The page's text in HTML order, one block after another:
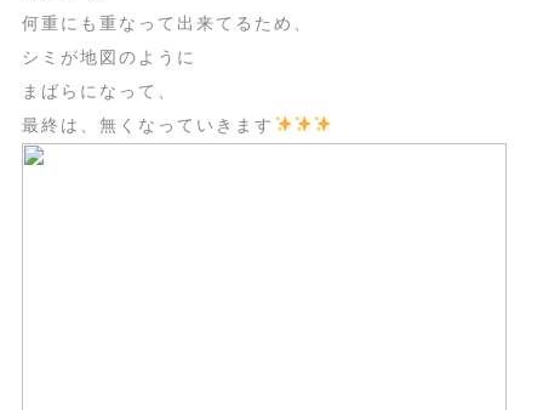
何重にも重なって出来てるため、
シミが地図のように
まばらになって、
最終は、無くなっていきます